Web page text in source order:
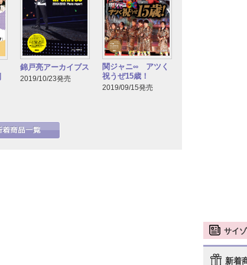
錦戸亮アーカイブス
2019/10/23発売
関ジャニ∞ アツく
祝うぜ15歳！
2019/09/15発売
サイ
新着